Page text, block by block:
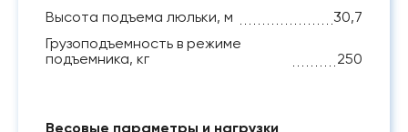
Высота подъема люльки, м
30,7
Грузоподъемность в режиме
подъемника, кг
250
Весовые параметры и нагрузки